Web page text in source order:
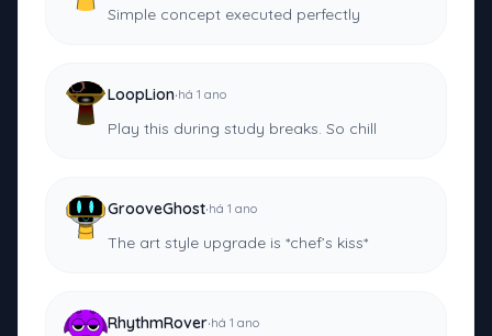
Simple concept executed perfectly
LoopLion·há 1 ano
Play this during study breaks. So chill
GrooveGhost·há 1 ano
The art style upgrade is *chef’s kiss*
RhythmRover·há 1 ano